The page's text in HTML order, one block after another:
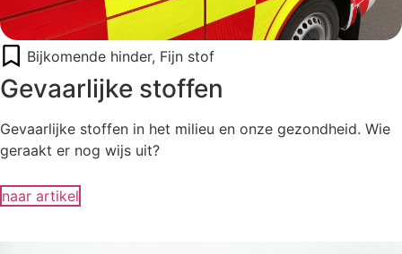
Bijkomende hinder, Fijn stof
Gevaarlijke stoffen
Gevaarlijke stoffen in het milieu en onze gezondheid. Wie
geraakt er nog wijs uit?
naar artikel